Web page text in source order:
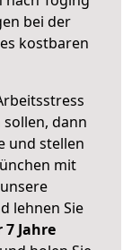
bei der
kostbaren
dann
und stellen
mit
lehnen Sie
Jahre